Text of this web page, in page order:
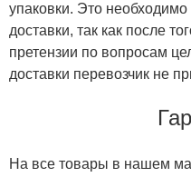
упаковки. Это
доставки, так как после
претензии по вопросам
доставки перевозчик не
На все товары в нашем